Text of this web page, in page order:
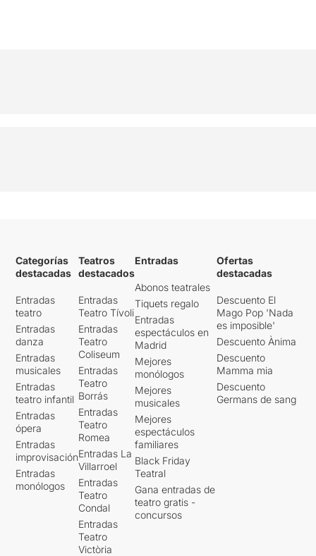
Categorías
destacadas
Entradas
teatro
Entradas
danza
Entradas
musicales
Entradas
teatro infantil
Entradas
ópera
Entradas
improvisación
Entradas
monólogos
Teatros
destacados
Entradas
Teatro Tívoli
Entradas
Teatro
Coliseum
Entradas
Teatro
Borrás
Entradas
Teatro
Romea
Entradas La
Villarroel
Entradas
Teatro
Condal
Entradas
Teatro
Victòria
Entradas
Abonos teatrales
Tiquets regalo
Entradas
espectáculos en
Madrid
Mejores
monólogos
Mejores
musicales
Mejores
espectáculos
familiares
Black Friday
Teatral
Gana entradas de
teatro gratis -
concursos
Ofertas
destacadas
Descuento El
Mago Pop 'Nada
es imposible'
Descuento Ànima
Descuento
Mamma mia
Descuento
Germans de sang